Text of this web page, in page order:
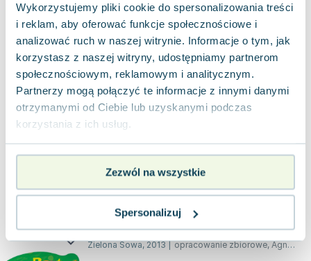
Wykorzystujemy pliki cookie do spersonalizowania treści
i reklam, aby oferować funkcje społecznościowe i
analizować ruch w naszej witrynie. Informacje o tym, jak
korzystasz z naszej witryny, udostępniamy partnerom
społecznościowym, reklamowym i analitycznym.
Partnerzy mogą połączyć te informacje z innymi danymi
otrzymanymi od Ciebie lub uzyskanymi podczas
korzystania z ich usług.
Zezwól na wszystkie
Spersonalizuj
7.94zł jak nowa
złtaniej o 9.06
Do koszyka
W przedszkolu. Popatrz i znajdź
Zielona Sowa,2013| opracowanie zbiorowe,Agnieszka Skórzewska
Książka składa się z dużych, bogato zdobionych
ilustracji, które przedstawiają sceny z życia
codziennego małego dziecka. Zadaniem...
Twarda
Pakujemy 10.08
Używana
4.11zł widoczne ślady używania Do koszyka
Miś Bartuś szuka miodu
Zielona Sowa, 2013 | opracowanie zbiorowe, Agnieszka Skórzewska